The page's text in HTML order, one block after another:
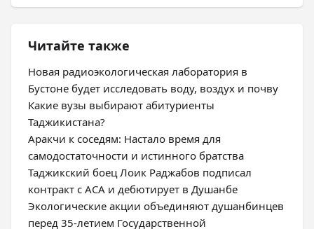
Читайте также
Новая радиоэкологическая лаборатория в
Бустоне будет исследовать воду, воздух и почву
Какие вузы выбирают абитуриенты
Таджикистана?
Аракчи к соседям: Настало время для
самодостаточности и истинного братства
Таджикский боец Лоик Раджабов подписал
контракт с ACA и дебютирует в Душанбе
Экологические акции объединяют душанбинцев
перед 35-летием Государственной